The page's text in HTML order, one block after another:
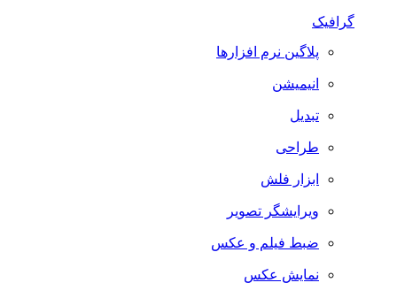
گرافیک
پلاگین نرم افزارها
انیمیشن
تبدیل
طراحی
ابزار فلش
ویرایشگر تصویر
ضبط فيلم و عكس
نمایش عکس